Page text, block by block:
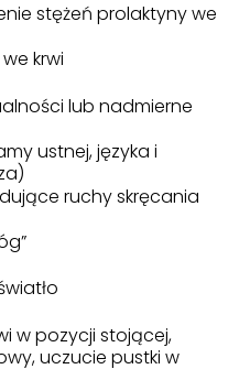
stężeń prolaktyny we
krwi
lub nadmierne
ustnej, języka i
ruchy skręcania
w pozycji stojącej,
uczucie pustki w